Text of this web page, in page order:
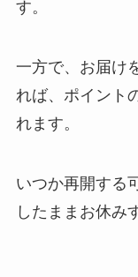
す。
一方で、お届け
れば、ポイント
れます。
いつか再開する
したままお休み